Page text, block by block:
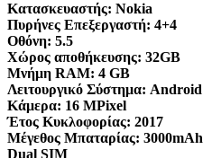
Κατασκευαστής: Nokia
Πυρήνες Επεξεργαστή: 4+4
Οθόνη: 5.5
Χώρος αποθήκευσης: 32GB
Μνήμη RAM: 4 GB
Λειτουργικό Σύστημα: Android
Κάμερα: 16 MPixel
Έτος Κυκλοφορίας: 2017
Μέγεθος Μπαταρίας: 3000mAh
Dual SIM